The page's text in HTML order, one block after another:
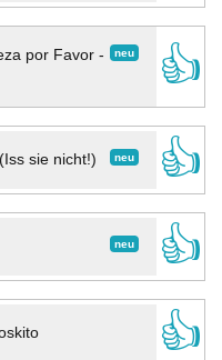
neu
por Favor -
👍
neu
sie nicht!)
👍
neu
👍
👍